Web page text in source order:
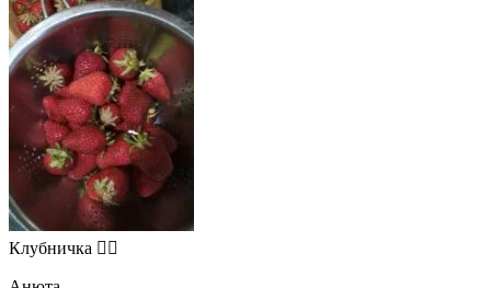
Клубничка 👍🏻